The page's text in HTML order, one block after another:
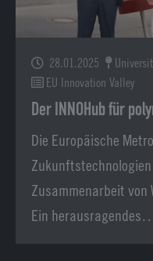
28.01.2025
EU Innovation Valley
Der INNOHub für
Die Europäische
Zusammenarbeit
Ein